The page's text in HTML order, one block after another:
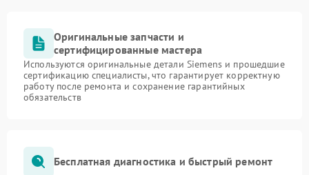
Оригинальные запчасти и
сертифицированные мастера
Используются оригинальные детали Siemens и прошедшие
сертификацию специалисты, что гарантирует корректную
работу после ремонта и сохранение гарантийных
обязательств
Бесплатная диагностика и быстрый ремонт